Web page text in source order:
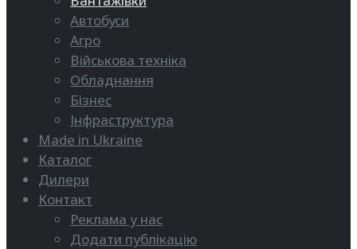
Автобуси
Агро
Військова техніка
Обладнання
Бізнес
Інфраструктура
Made in Ukraine
Каталог
Дилери
Контакт
Реклама у нас
Додати публікацію